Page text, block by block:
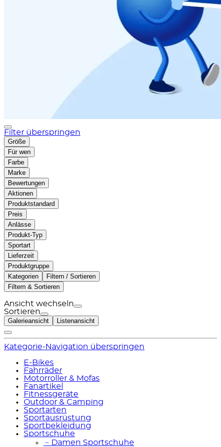
Filter überspringen
Größe
Für wen
Farbe
Marke
Bewertungen
Aktionen
Produktstandard
Preis
Anlässe
Produkt-Typ
Sportart
Lieferzeit
Produktgruppe
Kategorien
Filtern / Sortieren
Filtern & Sortieren
Ansicht wechseln
Sortieren
Galerieansicht Listenansicht
Kategorie-Navigation überspringen
E-Bikes
Fahrräder
Motorroller & Mofas
Fanartikel
Fitnessgeräte
Outdoor & Camping
Sportarten
Sportausrüstung
Sportbekleidung
Sportschuhe
﹣ Damen Sportschuhe